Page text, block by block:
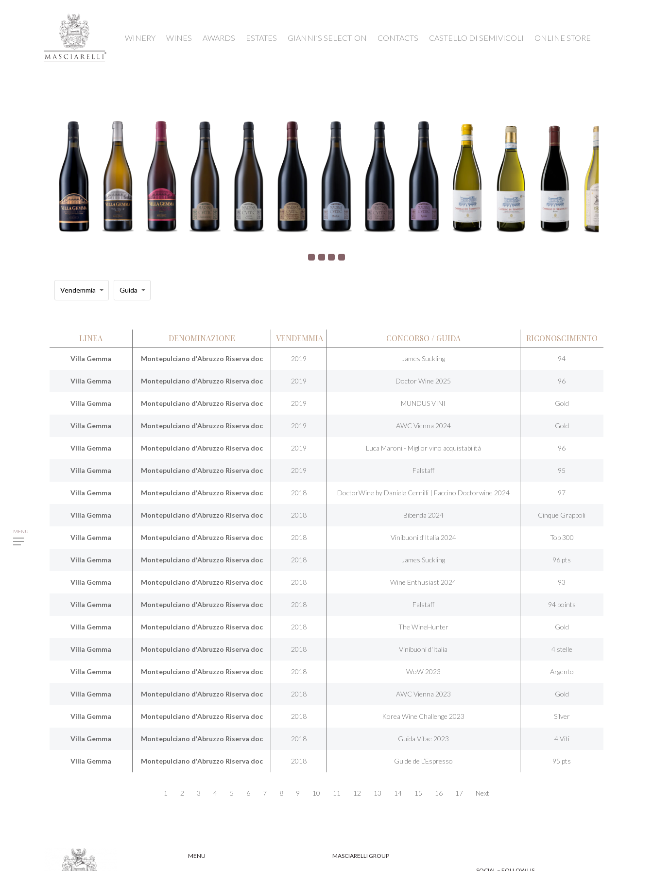
Hit enter to search or ESC to close
WINERY WINES AWARDS ESTATES GIANNI’S SELECTION CONTACTS CASTELLO DI SEMIVICOLI ONLINE STORE
Vendemmia Guida
LINEA DENOMINAZIONE VENDEMMIA CONCORSO / GUIDA RICONOSCIMENTO
Villa Gemma Montepulciano d'Abruzzo Riserva doc 2019 James Suckling 94
Villa Gemma Montepulciano d'Abruzzo Riserva doc 2019 Doctor Wine 2025 96
Villa Gemma Montepulciano d'Abruzzo Riserva doc 2019 MUNDUS VINI Gold
Villa Gemma Montepulciano d'Abruzzo Riserva doc 2019 AWC Vienna 2024 Gold
Villa Gemma Montepulciano d'Abruzzo Riserva doc 2019 Luca Maroni - Miglior vino acquistabilità 96
Villa Gemma Montepulciano d'Abruzzo Riserva doc 2019 Falstaff 95
Villa Gemma Montepulciano d'Abruzzo Riserva doc 2018 DoctorWine by Daniele Cernilli | Faccino Doctorwine 2024 97
Villa Gemma Montepulciano d'Abruzzo Riserva doc 2018 Bibenda 2024 Cinque Grappoli
Villa Gemma Montepulciano d'Abruzzo Riserva doc 2018 Vinibuoni d'Italia 2024 Top 300
Villa Gemma Montepulciano d'Abruzzo Riserva doc 2018 James Suckling 96 pts
Villa Gemma Montepulciano d'Abruzzo Riserva doc 2018 Wine Enthusiast 2024 93
Villa Gemma Montepulciano d'Abruzzo Riserva doc 2018 Falstaff 94 points
Villa Gemma Montepulciano d'Abruzzo Riserva doc 2018 The WineHunter Gold
Villa Gemma Montepulciano d'Abruzzo Riserva doc 2018 Vinibuoni d'Italia 4 stelle
Villa Gemma Montepulciano d'Abruzzo Riserva doc 2018 WoW 2023 Argento
Villa Gemma Montepulciano d'Abruzzo Riserva doc 2018 AWC Vienna 2023 Gold
Villa Gemma Montepulciano d'Abruzzo Riserva doc 2018 Korea Wine Challenge 2023 Silver
Villa Gemma Montepulciano d'Abruzzo Riserva doc 2018 Guida Vitae 2023 4 Viti
Villa Gemma Montepulciano d'Abruzzo Riserva doc 2018 Guide de L’Espresso 95 pts
1 2 3 4 5 6 7 8 9 10 11 12 13 14 15 16 17 Next
MENU
MASCIARELLI GROUP